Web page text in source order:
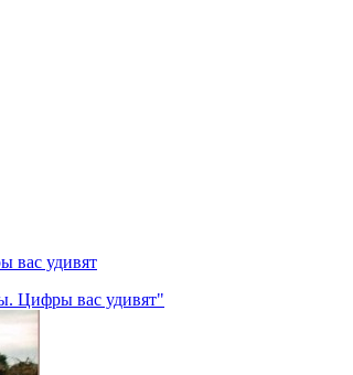
вас удивят
Цифры вас удивят"